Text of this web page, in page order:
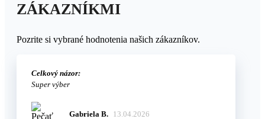
ZÁKAZNÍKMI
Pozrite si vybrané hodnotenia našich zákazníkov.
Celkový názor:
Super výber
Gabriela B. 13.04.2026